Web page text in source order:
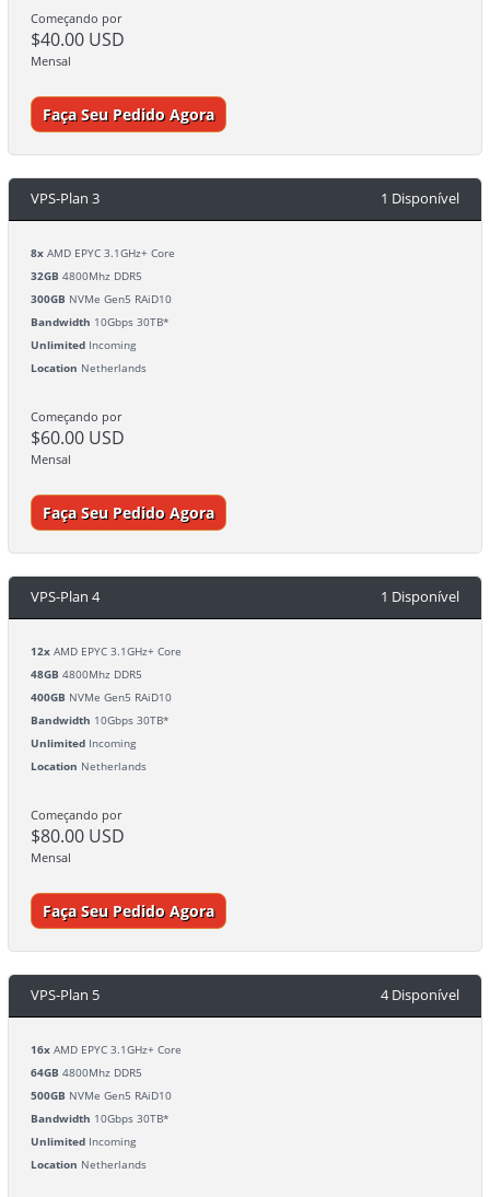
Começando por
$40.00 USD
Mensal
Faça Seu Pedido Agora
VPS-Plan 3 1 Disponível
8x AMD EPYC 3.1GHz+ Core
32GB 4800Mhz DDR5
300GB NVMe Gen5 RAiD10
Bandwidth 10Gbps 30TB*
Unlimited Incoming
Location Netherlands
Começando por
$60.00 USD
Mensal
Faça Seu Pedido Agora
VPS-Plan 4 1 Disponível
12x AMD EPYC 3.1GHz+ Core
48GB 4800Mhz DDR5
400GB NVMe Gen5 RAiD10
Bandwidth 10Gbps 30TB*
Unlimited Incoming
Location Netherlands
Começando por
$80.00 USD
Mensal
Faça Seu Pedido Agora
VPS-Plan 5 4 Disponível
16x AMD EPYC 3.1GHz+ Core
64GB 4800Mhz DDR5
500GB NVMe Gen5 RAiD10
Bandwidth 10Gbps 30TB*
Unlimited Incoming
Location Netherlands